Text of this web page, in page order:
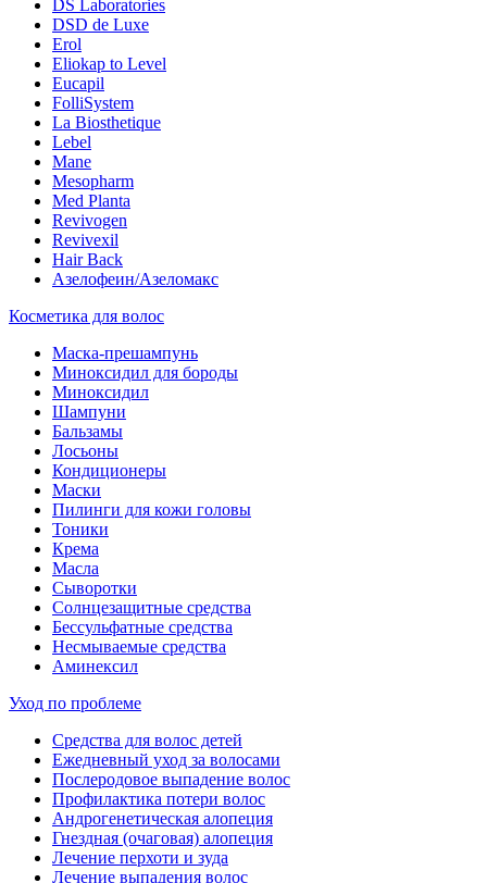
DS Laboratories
DSD de Luxe
Erol
Eliokap to Level
Eucapil
FolliSystem
La Biosthetique
Lebel
Mane
Mesopharm
Med Planta
Revivogen
Revivexil
Hair Back
Азелофеин/Aзеломакс
Косметика для волос
Маска-прешампунь
Миноксидил для бороды
Миноксидил
Шампуни
Бальзамы
Лосьоны
Кондиционеры
Маски
Пилинги для кожи головы
Тоники
Крема
Масла
Сыворотки
Солнцезащитные средства
Бессульфатные средства
Несмываемые средства
Аминексил
Уход по проблеме
Средства для волос детей
Ежедневный уход за волосами
Послеродовое выпадение волос
Профилактика потери волос
Андрогенетическая алопеция
Гнездная (очаговая) алопеция
Лечение перхоти и зуда
Лечение выпадения волос